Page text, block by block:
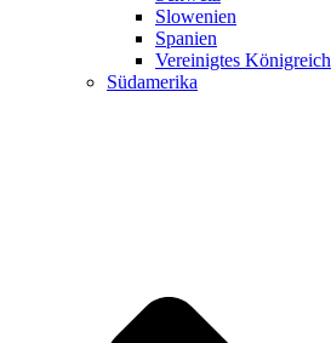
Slowenien
Spanien
Vereinigtes Königreich
Südamerika